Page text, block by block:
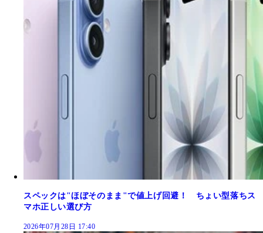
スペックは"ほぼそのまま"で値上げ回避！ ちょい型落ちス
マホ正しい選び方
2026年07月28日 17:40